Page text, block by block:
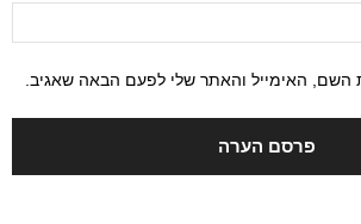
השם, האימייל והאתר שלי לפעם הבאה שאגיב.